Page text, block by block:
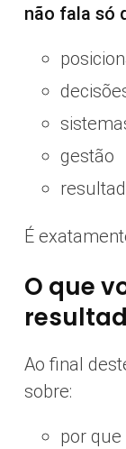
não fala só
gestão
É
O que
Ao final
sobre:
por